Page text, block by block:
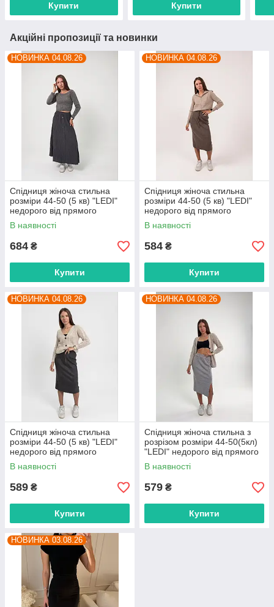
Купити Купити
Акційні пропозиції та новинки
НОВИНКА 04.08.26
Спідниця жіноча стильна
розміри 44-50 (5 кв) "LEDI"
недорого від прямого
постачальника
В наявності
684 ₴
Купити
НОВИНКА 04.08.26
Спідниця жіноча стильна
розміри 44-50 (5 кв) "LEDI"
недорого від прямого
постачальника
В наявності
584 ₴
Купити
НОВИНКА 04.08.26
Спідниця жіноча стильна
розміри 44-50 (5 кв) "LEDI"
недорого від прямого
постачальника
В наявності
589 ₴
Купити
НОВИНКА 04.08.26
Спідниця жіноча стильна з
розрізом розміри 44-50(5кл)
"LEDI" недорого від прямого
постачальника
В наявності
579 ₴
Купити
НОВИНКА 03.08.26